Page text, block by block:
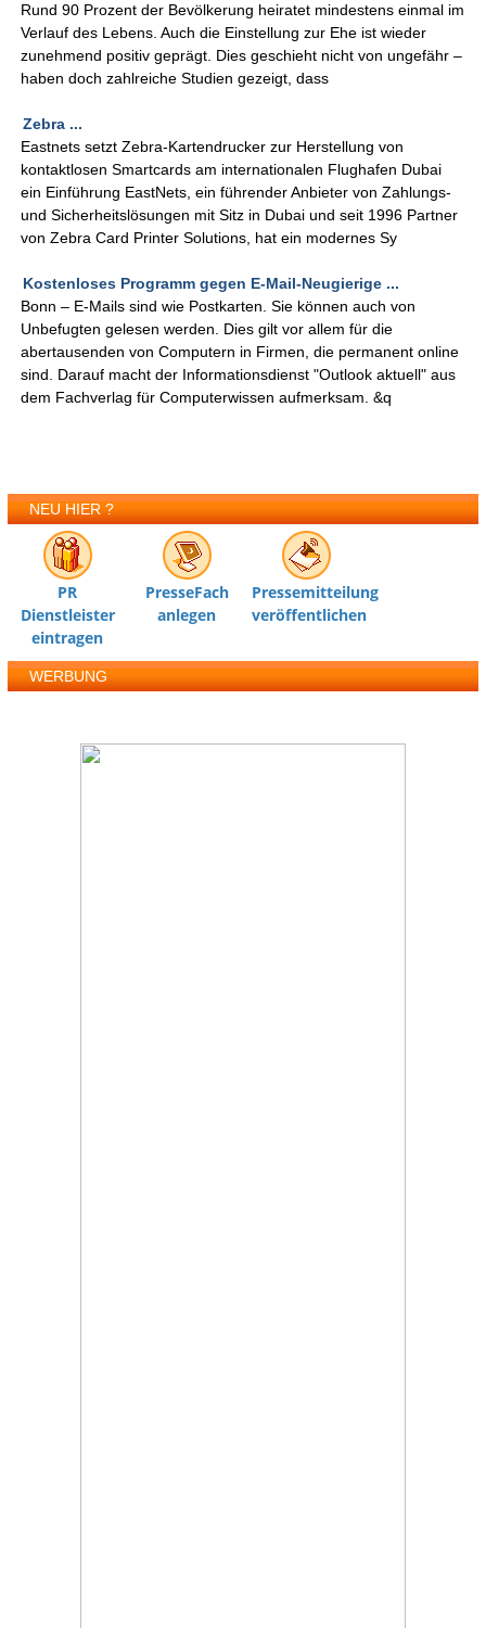
Rund 90 Prozent der Bevölkerung heiratet mindestens einmal im
Verlauf des Lebens. Auch die Einstellung zur Ehe ist wieder
zunehmend positiv geprägt. Dies geschieht nicht von ungefähr –
haben doch zahlreiche Studien gezeigt, dass
Zebra ...
Eastnets setzt Zebra-Kartendrucker zur Herstellung von
kontaktlosen Smartcards am internationalen Flughafen Dubai
ein Einführung EastNets, ein führender Anbieter von Zahlungs-
und Sicherheitslösungen mit Sitz in Dubai und seit 1996 Partner
von Zebra Card Printer Solutions, hat ein modernes Sy
Kostenloses Programm gegen E-Mail-Neugierige ...
Bonn – E-Mails sind wie Postkarten. Sie können auch von
Unbefugten gelesen werden. Dies gilt vor allem für die
abertausenden von Computern in Firmen, die permanent online
sind. Darauf macht der Informationsdienst "Outlook aktuell" aus
dem Fachverlag für Computerwissen aufmerksam. &q
NEU HIER ?
PR
Dienstleister
eintragen
PresseFach
anlegen
Pressemitteilung
veröffentlichen
WERBUNG